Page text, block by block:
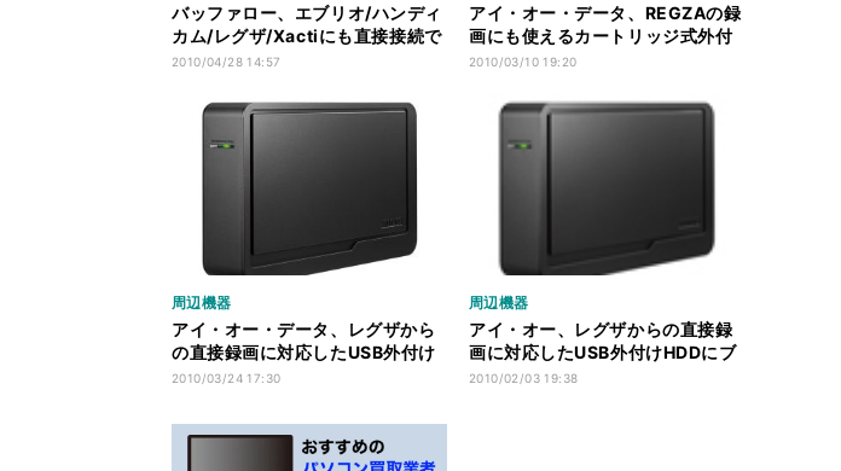
バッファロー、エブリオ/ハンディ
カム/レグザ/Xactiにも直接接続で
きる外付けHDD
2010/04/28 14:57
アイ・オー・データ、REGZAの録
画にも使えるカートリッジ式外付
けHDD
2010/03/10 19:20
周辺機器
アイ・オー・データ、レグザから
の直接録画に対応したUSB外付け
HDD
2010/03/24 17:30
周辺機器
アイ・オー、レグザからの直接録
画に対応したUSB外付けHDDにブ
ラックモデル
2010/02/03 19:38